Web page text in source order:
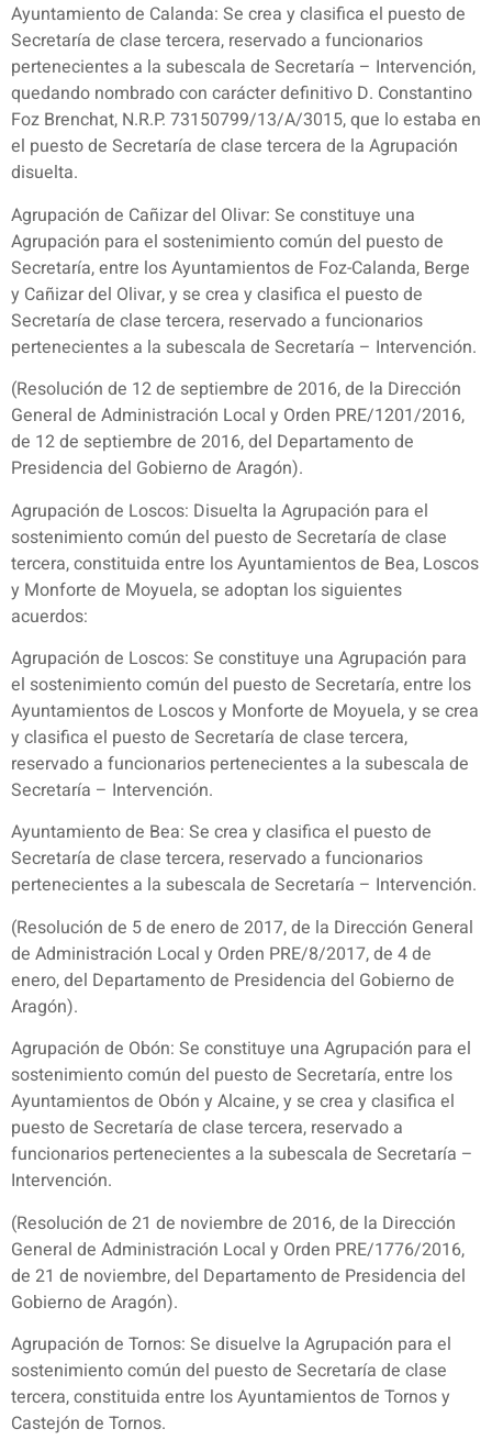
Ayuntamiento de Calanda: Se crea y clasifica el puesto de
Secretaría de clase tercera, reservado a funcionarios
pertenecientes a la subescala de Secretaría – Intervención,
quedando nombrado con carácter definitivo D. Constantino
Foz Brenchat, N.R.P. 73150799/13/A/3015, que lo estaba en
el puesto de Secretaría de clase tercera de la Agrupación
disuelta.
Agrupación de Cañizar del Olivar: Se constituye una
Agrupación para el sostenimiento común del puesto de
Secretaría, entre los Ayuntamientos de Foz-Calanda, Berge
y Cañizar del Olivar, y se crea y clasifica el puesto de
Secretaría de clase tercera, reservado a funcionarios
pertenecientes a la subescala de Secretaría – Intervención.
(Resolución de 12 de septiembre de 2016, de la Dirección
General de Administración Local y Orden PRE/1201/2016,
de 12 de septiembre de 2016, del Departamento de
Presidencia del Gobierno de Aragón).
Agrupación de Loscos: Disuelta la Agrupación para el
sostenimiento común del puesto de Secretaría de clase
tercera, constituida entre los Ayuntamientos de Bea, Loscos
y Monforte de Moyuela, se adoptan los siguientes
acuerdos:
Agrupación de Loscos: Se constituye una Agrupación para
el sostenimiento común del puesto de Secretaría, entre los
Ayuntamientos de Loscos y Monforte de Moyuela, y se crea
y clasifica el puesto de Secretaría de clase tercera,
reservado a funcionarios pertenecientes a la subescala de
Secretaría – Intervención.
Ayuntamiento de Bea: Se crea y clasifica el puesto de
Secretaría de clase tercera, reservado a funcionarios
pertenecientes a la subescala de Secretaría – Intervención.
(Resolución de 5 de enero de 2017, de la Dirección General
de Administración Local y Orden PRE/8/2017, de 4 de
enero, del Departamento de Presidencia del Gobierno de
Aragón).
Agrupación de Obón: Se constituye una Agrupación para el
sostenimiento común del puesto de Secretaría, entre los
Ayuntamientos de Obón y Alcaine, y se crea y clasifica el
puesto de Secretaría de clase tercera, reservado a
funcionarios pertenecientes a la subescala de Secretaría –
Intervención.
(Resolución de 21 de noviembre de 2016, de la Dirección
General de Administración Local y Orden PRE/1776/2016,
de 21 de noviembre, del Departamento de Presidencia del
Gobierno de Aragón).
Agrupación de Tornos: Se disuelve la Agrupación para el
sostenimiento común del puesto de Secretaría de clase
tercera, constituida entre los Ayuntamientos de Tornos y
Castejón de Tornos.